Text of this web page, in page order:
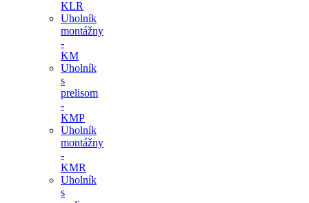
KLR
Uholník
montážny
-
KM
Uholník
s
prelisom
-
KMP
Uholník
montážny
-
KMR
Uholník
s